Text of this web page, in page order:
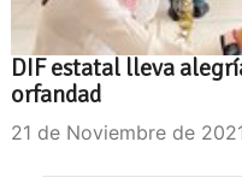
DIF estatal lleva
orfandad
21 de Noviembre de